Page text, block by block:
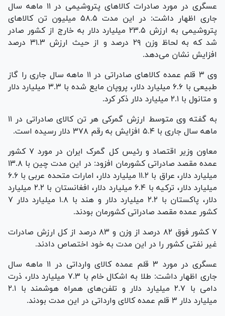
عسگری در مورد صادرات کالا‌های پتروشیمی در ۱۱ ماهه سال
جاری اظهار داشت: در این مدت ۵۸.۵ میلیون تن کالا‌های
پتروشیمی به ارزش ۲۳.۵ میلیارد دلار به خارج از کشور صادر
شد که به لحاظ وزن ۲۹ درصد و از حیث ارزش ۳۱.۳ درصد
افزایش نشان می‌دهد.
وی ۳ قلم عمده کالا‌های صادراتی در ۱۱ ماهه سال جاری را گاز
طبیعی با ۶.۶ میلیارد دلار، پروپان مایع شده با ۳.۳ میلیارد دلار
و متانول با ۲.۱ میلیارد دلار ذکر کرد.
به گفته وی متوسط ارزش گمرکی هر تن کالای صادراتی در ۱۱
ماهه سال جاری با ۵.۴ افزایش به رقم ۳۷۸ دلار رسیده است.
معاون وزیر اقتصاد و رئیس کل گمرک ایران در مورد ۷ کشور
عمده مقصد صادراتی کشورمان افزود: در این مدت چین با ۱۳.۸
میلیارد دلار، عراق با ۱۱.۲ میلیارد دلار، امارات متحده عربی با ۶.۶
میلیارد دلار، ترکیه با ۶.۴ میلیارد دلار، افغانستان با ۲.۲ میلیارد
دلار، پاکستان با ۲.۲ میلیارد دلار و هند با ۱.۸ میلیارد دلار ۷
کشور عمده مقصد صادراتی کشورمان بودند.
۷ کشور فوق ۸۲ درصد از وزن و ۸۳ درصد از کل ارزش صادرات
غیر نفتی کشور را در این مدت به خود اختصاص دادند.
عسگری در مورد ۳ قلم عمده کالای وارداتی در ۱۱ ماهه سال
جاری اظهار داشت: طلا به اشکال خام با ۷.۳ میلیارد دلار، ذرت
دامی با ۲.۷ میلیارد دلار و تلفن‌های همراه هوشمند با ۲.۱
میلیارد دلار ۳ قلم عمده کالای وارداتی در این مدت بودند.